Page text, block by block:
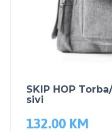
SKIP HOP
sivi
132.00 KM